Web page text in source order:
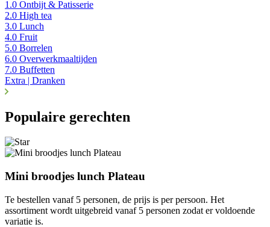
1.0 Ontbijt & Patisserie
2.0 High tea
3.0 Lunch
4.0 Fruit
5.0 Borrelen
6.0 Overwerkmaaltijden
7.0 Buffetten
Extra | Dranken
Populaire gerechten
Mini broodjes lunch Plateau
Te bestellen vanaf 5 personen, de prijs is per persoon. Het
assortiment wordt uitgebreid vanaf 5 personen zodat er voldoende
variatie is.